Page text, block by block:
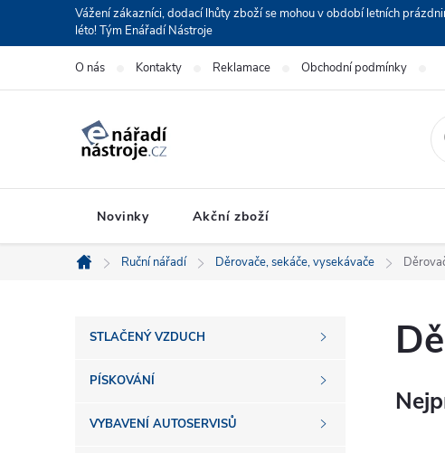
Vážení zákazníci, dodací lhůty zboží se mohou v období letních
léto! Tým Enářadí Nástroje
O nás Kontakty Reklamace Obchodní podmínky
Novinky Akční zboží
Domů
Ruční nářadí Děrovače, sekáče, vysekávače
P
o
s
STLAČENÝ VZDUCH
PÍSKOVÁNÍ
VYBAVENÍ AUTOSERVISŮ